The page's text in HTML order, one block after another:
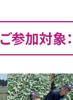
ご参加対象：